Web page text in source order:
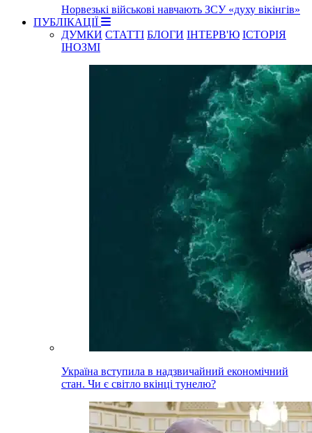
Норвезькі військові навчають ЗСУ «духу вікінгів»
ПУБЛІКАЦІЇ
ДУМКИ СТАТТІ БЛОГИ ІНТЕРВ'Ю ІСТОРІЯ
ІНОЗМІ
Україна вступила в надзвичайний економічний
стан. Чи є світло вкінці тунелю?